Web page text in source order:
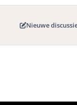
Nieuwe